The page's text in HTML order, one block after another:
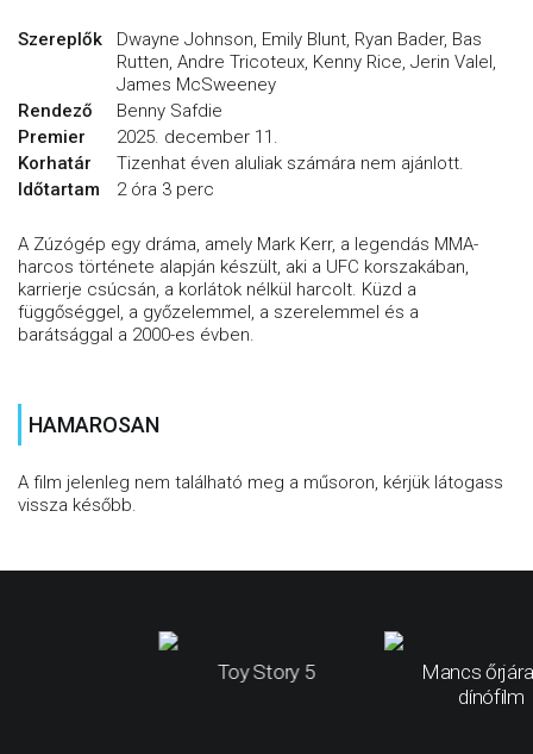
Szereplők
Dwayne Johnson, Emily Blunt, Ryan Bader, Bas
Rutten, Andre Tricoteux, Kenny Rice, Jerin Valel,
James McSweeney
Rendező
Benny Safdie
Premier
2025. december 11.
Korhatár
Tizenhat éven aluliak számára nem ajánlott.
Időtartam
2 óra 3 perc
A Zúzógép egy dráma, amely Mark Kerr, a legendás MMA-
harcos története alapján készült, aki a UFC korszakában,
karrierje csúcsán, a korlátok nélkül harcolt. Küzd a
függőséggel, a győzelemmel, a szerelemmel és a
barátsággal a 2000-es évben.
HAMAROSAN
A film jelenleg nem található meg a műsoron, kérjük látogass
vissza később.
Toy Story 5
Mancs
dínófilm